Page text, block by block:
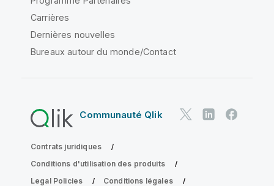
Carrières
Dernières nouvelles
Bureaux autour du monde/Contact
Communauté Qlik
Contrats juridiques
Conditions d'utilisation des produits
Legal Policies
Conditions légales